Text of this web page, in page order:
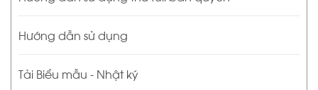
Hướng dẫn sử dụng
Tải Biểu mẫu - Nhật ký